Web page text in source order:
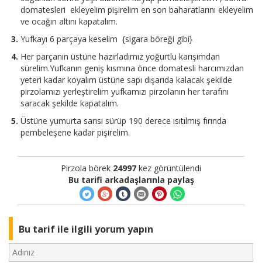
domatesleri ekleyelim pişirelim en son baharatlarını ekleyelim
ve ocağın altını kapatalım.
Yufkayı 6 parçaya keselim {sigara böreği gibi}
Her parçanın üstüne hazırladımız yoğurtlu karışımdan
sürelim.Yufkanın geniş kısmına önce domatesli harcımızdan
yeteri kadar koyalım üstüne sapı dışarıda kalacak şekilde
pirzolamızı yerleştirelim yufkamızı pirzolanın her tarafını
saracak şekilde kapatalım.
Üstüne yumurta sarısı sürüp 190 derece ısıtılmış fırında
pembeleşene kadar pişirelim.
Pirzola börek 24997 kez görüntülendi
Bu tarifi arkadaşlarınla paylaş
Bu tarif ile ilgili yorum yapın